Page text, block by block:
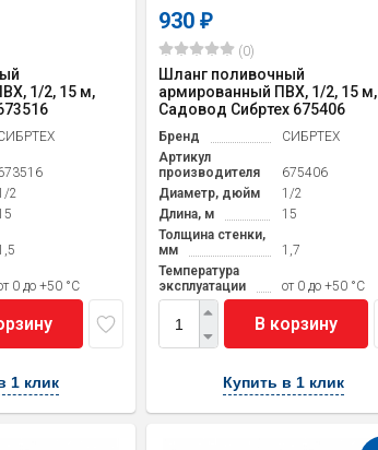
1/2, 15 м,
2
0 до +50 °С
1 клик
930 ₽
(0)
Шланг поливочный
армированный ПВХ, 1/2, 15 м,
Садовод Сибртех 675406
Бренд
СИБРТЕХ
Артикул
производителя
675406
Диаметр, дюйм
1/2
Длина, м
15
Толщина стенки,
мм
1,7
Температура
эксплуатации
от 0 до +50 °С
В корзину
Купить в 1 клик